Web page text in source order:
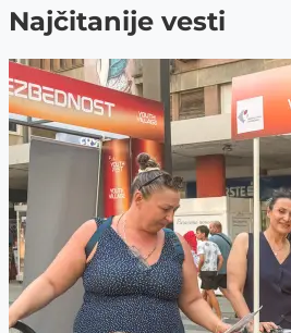
Najčitanije vesti